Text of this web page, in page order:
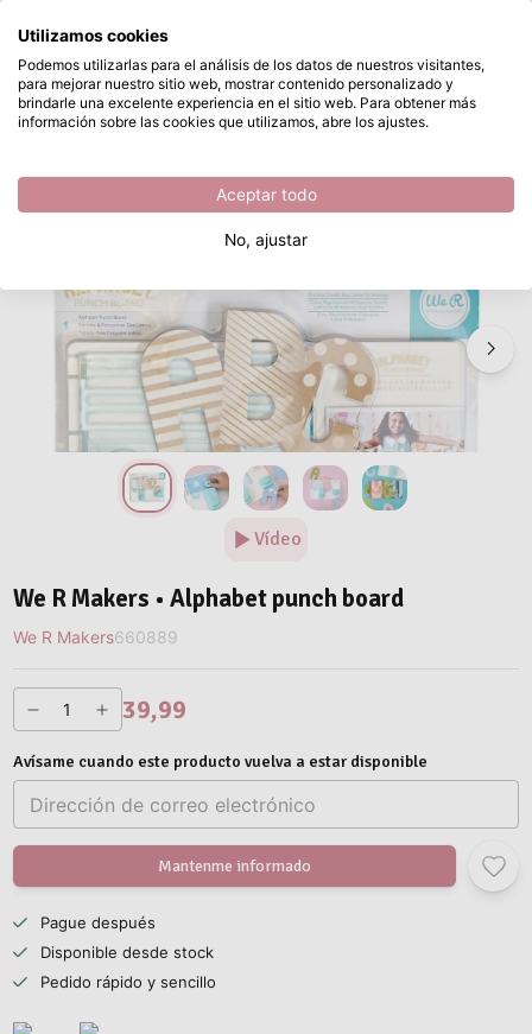
Saltar al contenido principal
Disponible desde stock We R Makers • Alphabet punch board
/ We R Makers / We R Makers • Alphabet punch board
Vídeo
We R Makers • Alphabet punch board
We R Makers660889
39,99
Avísame cuando este producto vuelva a estar disponible
Mantenme informado
Pague después
Disponible desde stock
Pedido rápido y sencillo
¿Qué estás buscando?
Utilizamos cookies
Podemos utilizarlas para el análisis de los datos de nuestros visitantes,
para mejorar nuestro sitio web, mostrar contenido personalizado y
brindarle una excelente experiencia en el sitio web. Para obtener más
información sobre las cookies que utilizamos, abre los ajustes.
Aceptar todo
No, ajustar